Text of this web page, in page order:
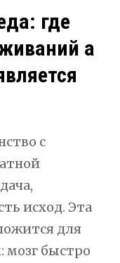
где
а
с
исход. Эта
для
быстро